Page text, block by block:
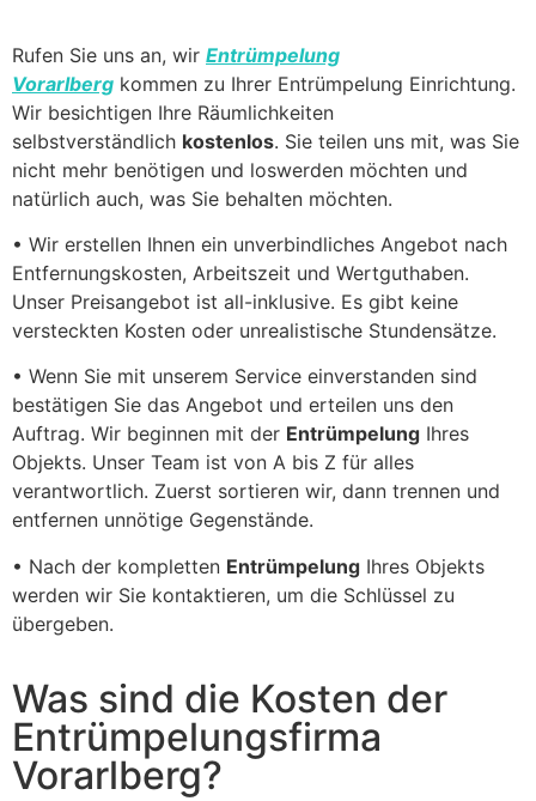
Rufen Sie uns an, wir Entrümpelung
Vorarlberg kommen zu Ihrer Entrümpelung Einrichtung.
Wir besichtigen Ihre Räumlichkeiten
selbstverständlich kostenlos. Sie teilen uns mit, was Sie
nicht mehr benötigen und loswerden möchten und
natürlich auch, was Sie behalten möchten.
• Wir erstellen Ihnen ein unverbindliches Angebot nach
Entfernungskosten, Arbeitszeit und Wertguthaben.
Unser Preisangebot ist all-inklusive. Es gibt keine
versteckten Kosten oder unrealistische Stundensätze.
• Wenn Sie mit unserem Service einverstanden sind
bestätigen Sie das Angebot und erteilen uns den
Auftrag. Wir beginnen mit der Entrümpelung Ihres
Objekts. Unser Team ist von A bis Z für alles
verantwortlich. Zuerst sortieren wir, dann trennen und
entfernen unnötige Gegenstände.
• Nach der kompletten Entrümpelung Ihres Objekts
werden wir Sie kontaktieren, um die Schlüssel zu
übergeben.
Was sind die Kosten der
Entrümpelungsfirma
Vorarlberg?